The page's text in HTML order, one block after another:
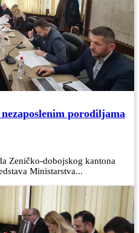
porodiljama
Zeničko-dobojskog kantona
Ministarstva...